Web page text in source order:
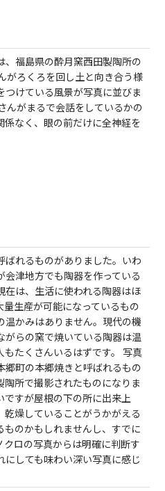
福島県の酔月窯西田製陶所の
がろくろを回し土と向き合う様
けている風景が写真に並びま
んがまるで会話をしているかの
係なく、眼の前だけに全神経を
れるものがありました。いわ
津地方でも陶器を作っている
在は、生活に使われる陶器はほ
生産が可能になっているもの
温かみはありません。現代の機
らの窯で焼いている陶器は温
たくさんいるはずです。 写真
郷町の本郷焼きと呼ばれるもの
所で撮影されたものになりま
ですが屋根の下の所に出来上
燥していることがうかがえる
のかもしれませんし、すでに
ロの写真からは明確に判断す
しても味わい深い写真に感じ